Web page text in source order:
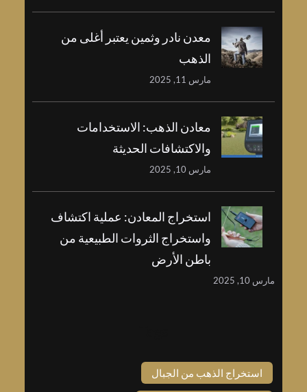
معدن نادر وثمين يعتبر أغلى من
الذهب
مارس 11, 2025
معادن الذهب: الاستخدامات
والاكتشافات الحديثة
مارس 10, 2025
استخراج المعادن: عملية اكتشاف
واستخراج الثروات الطبيعية من
باطن الأرض
مارس 10, 2025
استخراج الذهب من الجبال